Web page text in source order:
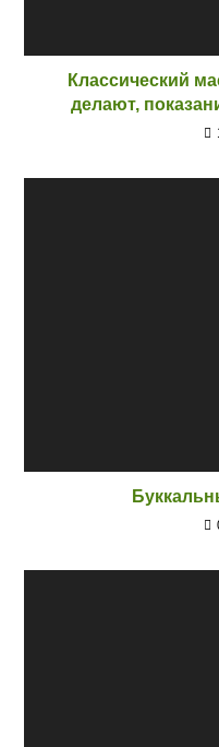
Классический
делают,